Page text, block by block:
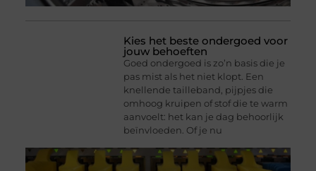
Kies het beste ondergoed voor
jouw behoeften
Goed ondergoed is zo’n basis die je
pas mist als het niet klopt. Een
knellende tailleband, pijpjes die
omhoog kruipen of stof die te warm
aanvoelt: het kan je dag behoorlijk
beïnvloeden. Of je nu